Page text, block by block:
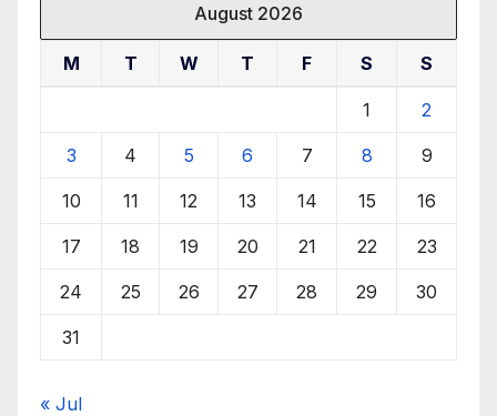
August 2026
M T W T F S S
1 2
3 4 5 6 7 8 9
10 11 12 13 14 15 16
17 18 19 20 21 22 23
24 25 26 27 28 29 30
31
« Jul